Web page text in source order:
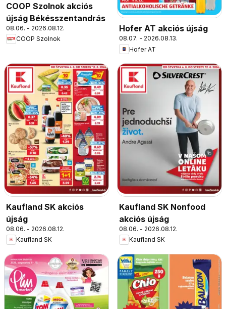
COOP Szolnok akciós
újság Békésszentandrás
08.06. - 2026.08.12.
COOP Szolnok
Hofer AT akciós újság
08.07. - 2026.08.13.
Hofer AT
Kaufland SK akciós
újság
08.06. - 2026.08.12.
Kaufland SK
Kaufland SK Nonfood
akciós újság
08.06. - 2026.08.12.
Kaufland SK